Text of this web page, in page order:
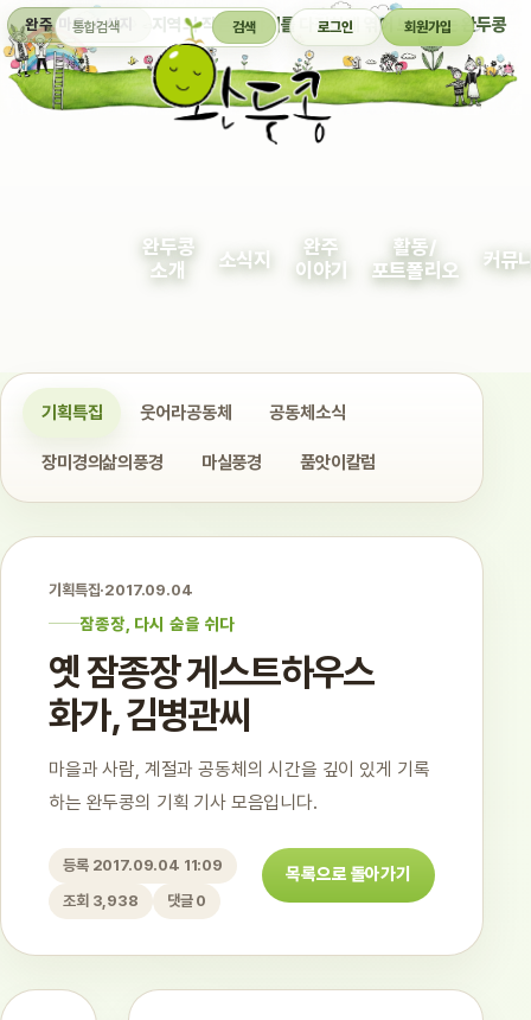
완주 마을 소식지 지역의 작은 이야기를 다정하게 엮어 보여주는 완두콩
통합검색 검색 로그인 회원가입
완두콩
소개
소식지
완주
이야기
활동/
포트폴리오
커뮤
기획특집 웃어라공동체 공동체소식
장미경의삶의풍경 마실풍경 품앗이칼럼
기획특집·2017.09.04
잠종장, 다시 숨을 쉬다
옛 잠종장 게스트하우스
화가, 김병관씨
마을과 사람, 계절과 공동체의 시간을 깊이 있게 기록
하는 완두콩의 기획 기사 모음입니다.
등록 2017.09.04 11:09
조회 3,938
댓글 0
목록으로 돌아가기